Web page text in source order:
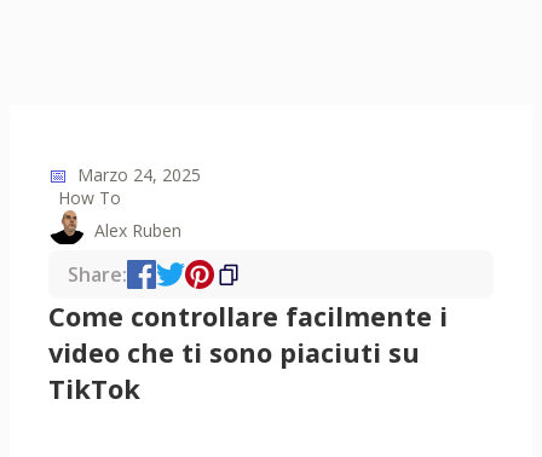
📅 Marzo 24, 2025
How To
Alex Ruben
Share:
Come controllare facilmente i
video che ti sono piaciuti su
TikTok